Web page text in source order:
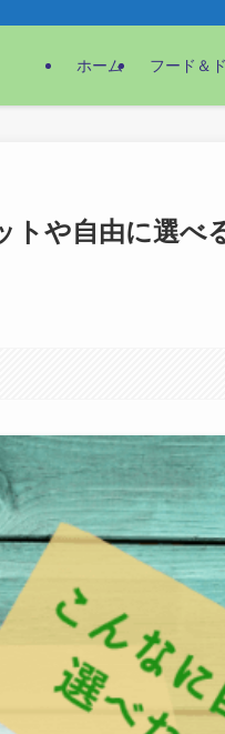
ホーム フード＆
や自由に選べ